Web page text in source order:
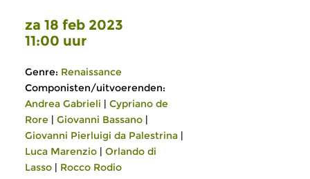
za 18 feb 2023
11:00 uur
Genre: Renaissance
Componisten/uitvoerenden:
Andrea Gabrieli | Cypriano de
Rore | Giovanni Bassano |
Giovanni Pierluigi da Palestrina |
Luca Marenzio | Orlando di
Lasso | Rocco Rodio